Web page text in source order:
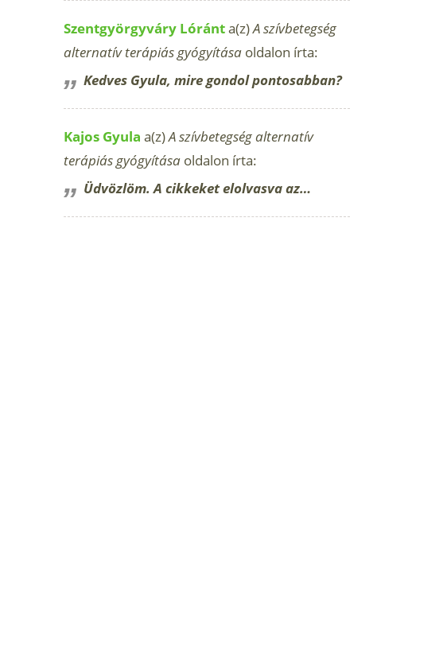
Szentgyörgyváry Lóránta(z)A szívbetegség
alternatív terápiás gyógyítása oldalon írta:
Kedves Gyula, mire gondol pontosabban?
Kajos Gyula a(z)A szívbetegség alternatív
terápiás gyógyítása oldalon írta:
Üdvözlöm. A cikkeket elolvasva az…